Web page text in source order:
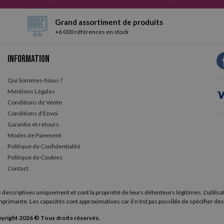
5,5 ppm.
de pages : de 50 à 100.
HP Smart.
d'encre originales et compatibles pour la HP Deskjet
lors de l'achat des cartouches d'encre pour l'imprimante
rapport qualité-prix et que vous ne vous souciez pas de qui
Grand assortiment de produits
+6 000 références en stock
Information
Qui Sommes-Nous ?
Mentions Légales
Conditions de Vente
Conditions d'Envoi
Garantie et retours
Modes de Paiement
Politique de Confidentialité
Politique de Cookies
Contact
uniquement et sont la propriété de leurs détenteurs légitimes.
Les capacités sont approximatives car il n'est pas possible de spécifier
2026 © Tous droits réservés.